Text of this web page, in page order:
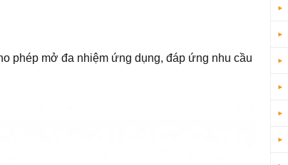
phép mở đa nhiệm ứng dụng, đáp ứng nhu cầu